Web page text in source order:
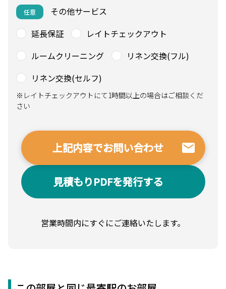
任意
その他サービス
延長保証
レイトチェックアウト
ルームクリーニング
リネン交換(フル)
リネン交換(セルフ)
※レイトチェックアウトにて1時間以上の場合はご相談くだ
さい
見積もりPDFを発行する
営業時間内にすぐにご連絡いたします。